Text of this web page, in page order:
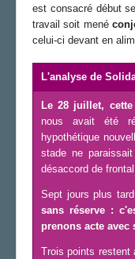
est consacré début
travail soit mené
celui-ci devant en
L'analyse de
Le 28 juillet,
nous avait été
hypothétique
stade ne
désaccord de
Sept jours plus
sans réserve :
prenons acte avec
Trois points restent